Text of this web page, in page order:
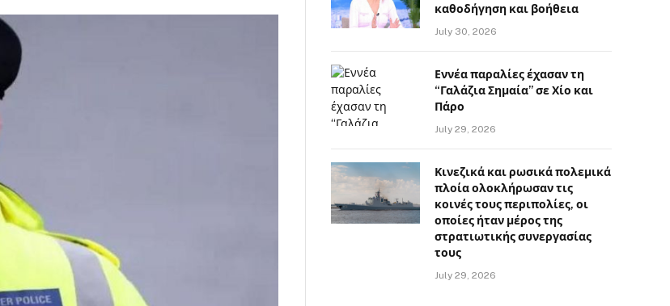
καθοδήγηση και βοήθεια
July 30, 2026
Εννέα παραλίες έχασαν τη
“Γαλάζια Σημαία” σε Χίο και
Πάρο
July 29, 2026
Κινεζικά και ρωσικά πολεμικά
πλοία ολοκλήρωσαν τις
κοινές τους περιπολίες, οι
οποίες ήταν μέρος της
στρατιωτικής συνεργασίας
τους
July 29, 2026